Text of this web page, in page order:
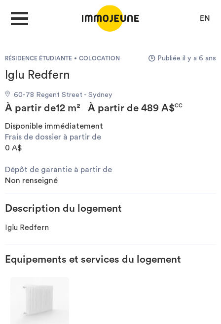
EN
DÉPOSER UNE ANNONCE
Je cherche un logement
Je propose un bien
Investir
Blog
RÉSIDENCE ÉTUDIANTE COLOCATION Publiée il y a 6 ans
Iglu Redfern
60-78 Regent Street - Sydney
À partir de12 m² À partir de 489 A$CC
Disponible immédiatement
Frais de dossier à partir de
0 A$
Dépôt de garantie à partir de
Non renseigné
Description du logement
Iglu Redfern
Equipements et services du logement